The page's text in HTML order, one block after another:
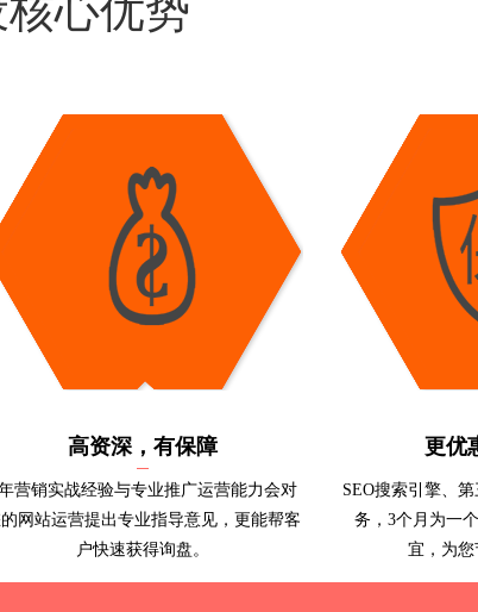
心优势
高资深，有保障
营销实战经验与专业推广运营能力会对
网站运营提出专业指导意见，更能帮客
户快速获得询盘。
更优
SEO搜索引擎、
务，3个月为一
宜，为您